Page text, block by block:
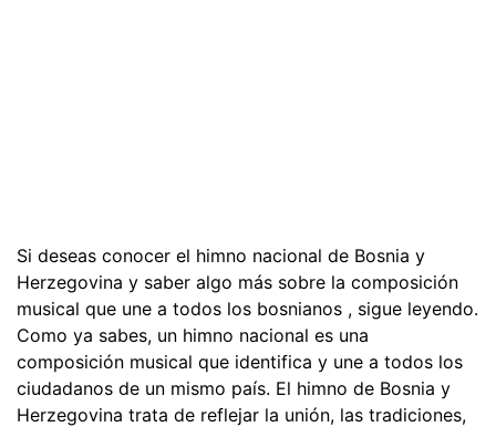
Si deseas conocer el himno nacional de Bosnia y
Herzegovina y saber algo más sobre la composición
musical que une a todos los bosnianos , sigue leyendo.
Como ya sabes, un himno nacional es una
composición musical que identifica y une a todos los
ciudadanos de un mismo país. El himno de Bosnia y
Herzegovina trata de reflejar la unión, las tradiciones,